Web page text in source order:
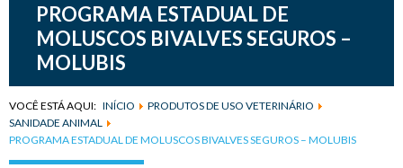
PROGRAMA ESTADUAL DE
MOLUSCOS BIVALVES SEGUROS –
MOLUBIS
VOCÊ ESTÁ AQUI: INÍCIO
PRODUTOS DE USO VETERINÁRIO
SANIDADE ANIMAL
PROGRAMA ESTADUAL DE MOLUSCOS BIVALVES SEGUROS – MOLUBIS